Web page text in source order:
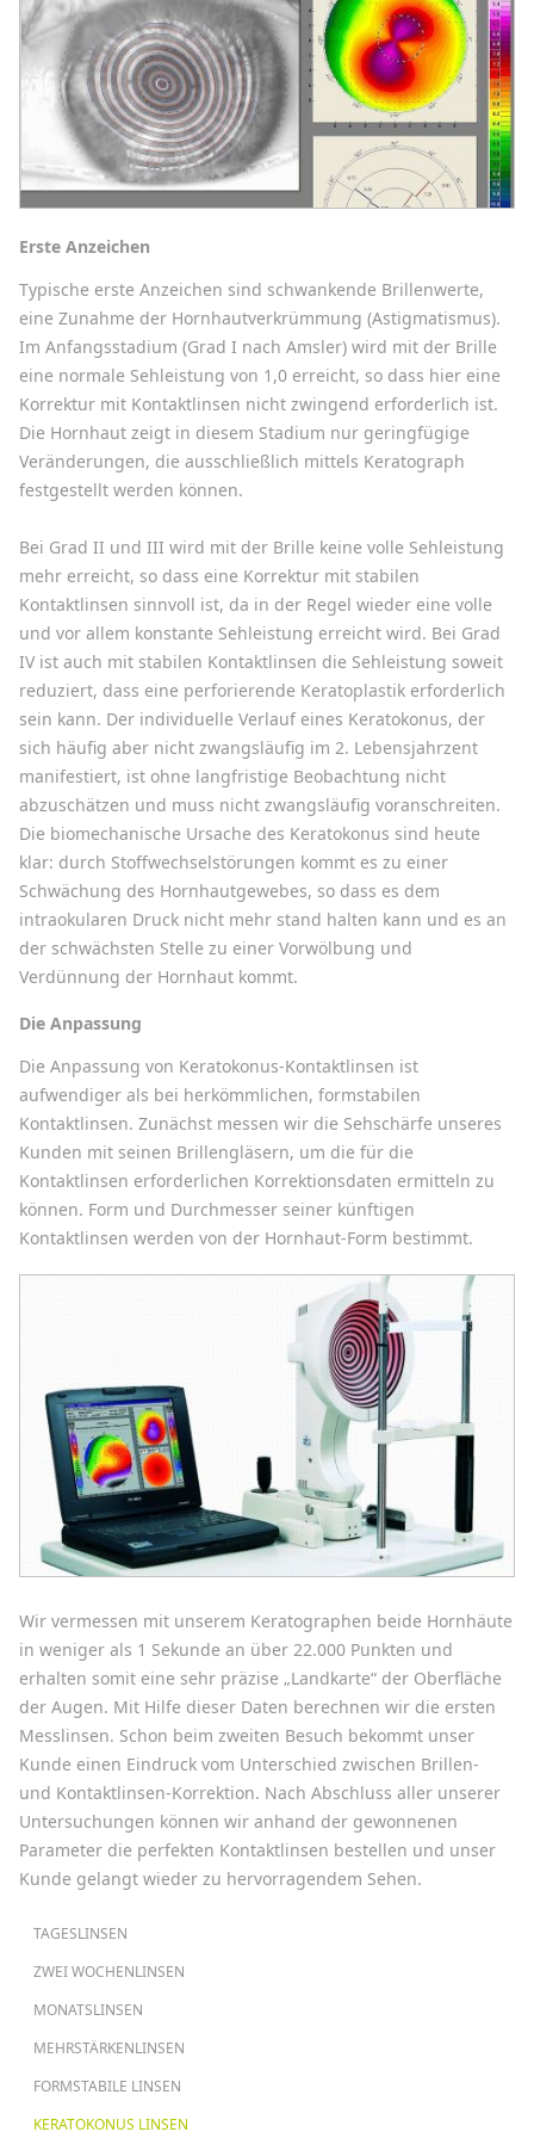
Erste Anzeichen
Typische erste Anzeichen sind schwankende Brillenwerte,
eine Zunahme der Hornhautverkrümmung (Astigmatismus).
Im Anfangsstadium (Grad I nach Amsler) wird mit der Brille
eine normale Sehleistung von 1,0 erreicht, so dass hier eine
Korrektur mit Kontaktlinsen nicht zwingend erforderlich ist.
Die Hornhaut zeigt in diesem Stadium nur geringfügige
Veränderungen, die ausschließlich mittels Keratograph
festgestellt werden können.
Bei Grad II und III wird mit der Brille keine volle Sehleistung
mehr erreicht, so dass eine Korrektur mit stabilen
Kontaktlinsen sinnvoll ist, da in der Regel wieder eine volle
und vor allem konstante Sehleistung erreicht wird. Bei Grad
IV ist auch mit stabilen Kontaktlinsen die Sehleistung soweit
reduziert, dass eine perforierende Keratoplastik erforderlich
sein kann. Der individuelle Verlauf eines Keratokonus, der
sich häufig aber nicht zwangsläufig im 2. Lebensjahrzent
manifestiert, ist ohne langfristige Beobachtung nicht
abzuschätzen und muss nicht zwangsläufig voranschreiten.
Die biomechanische Ursache des Keratokonus sind heute
klar: durch Stoffwechselstörungen kommt es zu einer
Schwächung des Hornhautgewebes, so dass es dem
intraokularen Druck nicht mehr stand halten kann und es an
der schwächsten Stelle zu einer Vorwölbung und
Verdünnung der Hornhaut kommt.
Die Anpassung
Die Anpassung von Keratokonus-Kontaktlinsen ist
aufwendiger als bei herkömmlichen, formstabilen
Kontaktlinsen. Zunächst messen wir die Sehschärfe unseres
Kunden mit seinen Brillengläsern, um die für die
Kontaktlinsen erforderlichen Korrektionsdaten ermitteln zu
können. Form und Durchmesser seiner künftigen
Kontaktlinsen werden von der Hornhaut-Form bestimmt.
Wir vermessen mit unserem Keratographen beide Hornhäute
in weniger als 1 Sekunde an über 22.000 Punkten und
erhalten somit eine sehr präzise „Landkarte“ der Oberfläche
der Augen. Mit Hilfe dieser Daten berechnen wir die ersten
Messlinsen. Schon beim zweiten Besuch bekommt unser
Kunde einen Eindruck vom Unterschied zwischen Brillen-
und Kontaktlinsen-Korrektion. Nach Abschluss aller unserer
Untersuchungen können wir anhand der gewonnenen
Parameter die perfekten Kontaktlinsen bestellen und unser
Kunde gelangt wieder zu hervorragendem Sehen.
HAUPTNAVIGATION
TAGESLINSEN
ZWEI WOCHENLINSEN
MONATSLINSEN
MEHRSTÄRKENLINSEN
FORMSTABILE LINSEN
KERATOKONUS LINSEN